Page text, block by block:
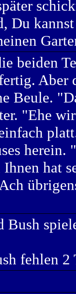
Du
beiden
Aber
Beule.
"Ehe
hat
Bush
fehlen 2